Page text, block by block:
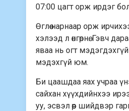
07:00 цагт орж ирдэг
Өглөө нарнаар орж
хэлээд л өнгөрнө. Гэвч
яваа нь огт
мэдэхгүй юм.
Би цаашдаа яах учраа
сайхан хүүхдийнхээ
уу, эсвэл өөр шийдвэр